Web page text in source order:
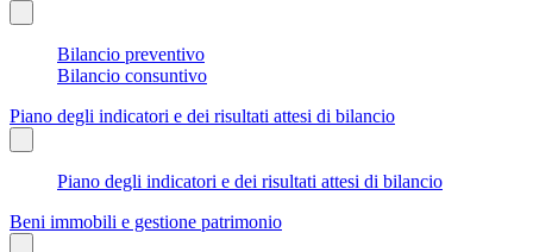
Bilancio preventivo
Bilancio consuntivo
Piano degli indicatori e dei risultati attesi di bilancio
Piano degli indicatori e dei risultati attesi di bilancio
Beni immobili e gestione patrimonio